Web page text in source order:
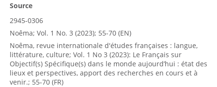
Source
2945-0306
Noêma; Vol. 1 No. 3 (2023); 55-70 (EN)
Noêma, revue internationale d'études françaises : langue,
littérature, culture; Vol. 1 No 3 (2023): Le Français sur
Objectif(s) Spécifique(s) dans le monde aujourd’hui : état des
lieux et perspectives, apport des recherches en cours et à
venir.; 55-70 (FR)